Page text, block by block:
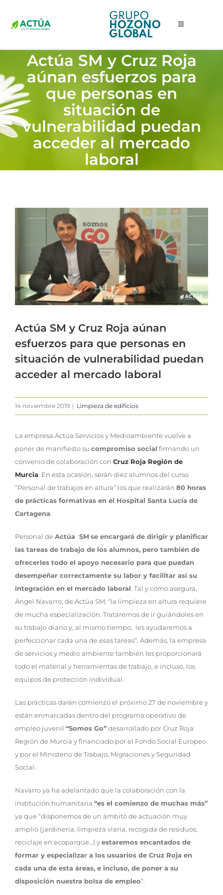
contenido
Toggle
INICIO
EMPRESA
SERVICIOS
DELEGACIONES
Actúa SM y Cruz Roja
aúnan esfuerzos para
que personas en
situación de
vulnerabilidad puedan
acceder al mercado
laboral
Actúa SM y Cruz Roja aúnan
esfuerzos para que personas en
situación de vulnerabilidad puedan
acceder al mercado laboral
14 noviembre 2019 | Limpieza de edificios
La empresa Actúa Servicios y Medioambiente vuelve a
poner de manifiesto su compromiso social firmando un
convenio de colaboración con Cruz Roja Región de
Murcia. En esta ocasión, serán diez alumnos del curso
“Personal de trabajos en altura” los que realizarán 80 horas
de prácticas formativas en el Hospital Santa Lucía de
Cartagena.
Personal deActúa SMse encargará de dirigir y planificar
las tareas de trabajo de los alumnos, pero también de
ofrecerles todo el apoyo necesario para que puedan
desempeñar correctamente su labor y facilitar así su
integración en el mercado laboral. Tal y como asegura,
Ángel Navarro, de Actúa SM, “la limpieza en altura requiere
de mucha especialización. Trataremos de ir guiándoles en
su trabajo diario y, al mismo tiempo, les ayudaremos a
perfeccionar cada una de esas tareas”. Además, la empresa
de servicios y medio ambiente también les proporcionará
todo el material y herramientas de trabajo, e incluso, los
equipos de protección individual.
Las prácticas darán comienzo el próximo 27 de noviembre y
están enmarcadas dentro del programa operativo de
empleo juvenil “Somos Go”desarrollado por Cruz Roja
Región de Murcia y financiado por el Fondo Social Europeo
y por el Ministerio de Trabajo, Migraciones y Seguridad
Social.
Navarro ya ha adelantado que la colaboración con la
institución humanitaria “es el comienzo de muchas más”
ya que “disponemos de un ámbito de actuación muy
amplio (jardinería, limpieza viaria, recogida de residuos,
reciclaje en ecoparque…) yestaremos encantados de
formar y especializar a los usuarios de Cruz Roja en
cada una de esta áreas, e incluso, de poner a su
disposición nuestra bolsa de empleo”.